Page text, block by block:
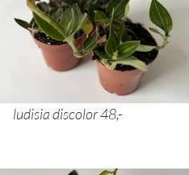
scindapsus moonlight 40,- 		ludisia discolor 48,-